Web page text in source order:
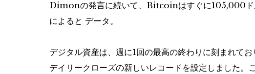
Dimonの発言に続いて、Bitcoinはすぐに105,000
によると データ。
デジタル資産は、週に1回の最高の終わりに刻まれて
デイリークローズの新しいレコードを設定しました。